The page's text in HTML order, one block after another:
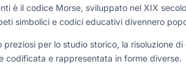
è il codice Morse, sviluppato nel XIX
simbolici e codici educativi divennero
per lo studio storico, la risoluzione
codificata e rappresentata in forme diverse.